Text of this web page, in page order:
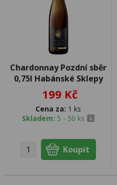
Chardonnay Pozdní sběr
0,75l Habánské Sklepy
199 Kč
Cena za: 1 ks
Skladem: 5 - 50 ks